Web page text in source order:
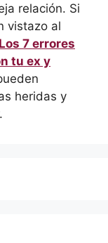
relación. Si
vistazo al
7 errores
tu ex y
heridas y